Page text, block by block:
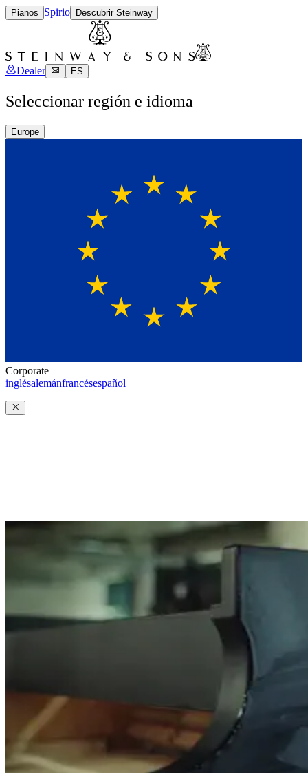
Pianos Spirio Descubrir Steinway
Dealer ES
Seleccionar región e idioma
Europe
Corporate
inglésalemánfrancésespañol